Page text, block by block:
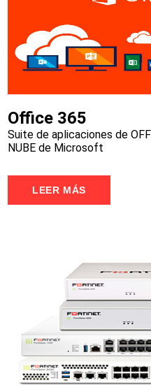
Office 365
Suite de aplicaciones de
NUBE de Microsoft
LEER MÁS